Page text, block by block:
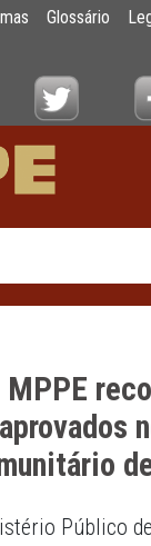
Glossário
Público